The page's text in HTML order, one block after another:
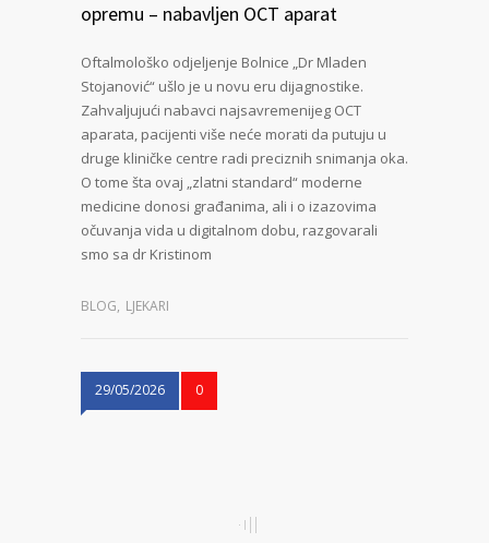
opremu – nabavljen OCT aparat
Oftalmološko odjeljenje Bolnice „Dr Mladen
Stojanović“ ušlo je u novu eru dijagnostike.
Zahvaljujući nabavci najsavremenijeg OCT
aparata, pacijenti više neće morati da putuju u
druge kliničke centre radi preciznih snimanja oka.
O tome šta ovaj „zlatni standard“ moderne
medicine donosi građanima, ali i o izazovima
očuvanja vida u digitalnom dobu, razgovarali
smo sa dr Kristinom
BLOG, LJEKARI
29/05/2026 0